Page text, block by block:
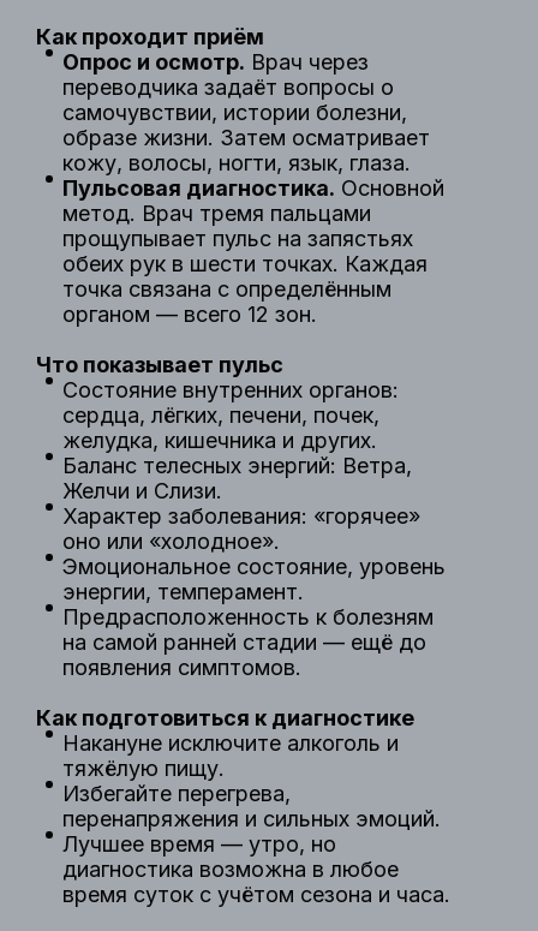
Как проходит приём
Опрос и осмотр. Врач через
переводчика задаёт вопросы о
самочувствии, истории болезни,
образе жизни. Затем осматривает
кожу, волосы, ногти, язык, глаза.
Пульсовая диагностика. Основной
метод. Врач тремя пальцами
прощупывает пульс на запястьях
обеих рук в шести точках. Каждая
точка связана с определённым
органом — всего 12 зон.
Что показывает пульс
Состояние внутренних органов:
сердца, лёгких, печени, почек,
желудка, кишечника и других.
Баланс телесных энергий: Ветра,
Желчи и Слизи.
Характер заболевания: «горячее»
оно или «холодное».
Эмоциональное состояние, уровень
энергии, темперамент.
Предрасположенность к болезням
на самой ранней стадии — ещё до
появления симптомов.
Как подготовиться к диагностике
Накануне исключите алкоголь и
тяжёлую пищу.
Избегайте перегрева,
перенапряжения и сильных эмоций.
Лучшее время — утро, но
диагностика возможна в любое
время суток с учётом сезона и часа.